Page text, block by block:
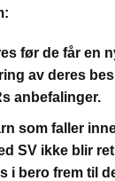
før de får en
av deres
anbefalinger.
som faller
SV ikke blir
i bero frem til